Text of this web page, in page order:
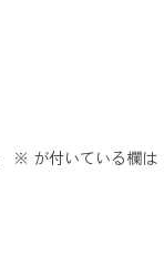
※ が付いている欄は